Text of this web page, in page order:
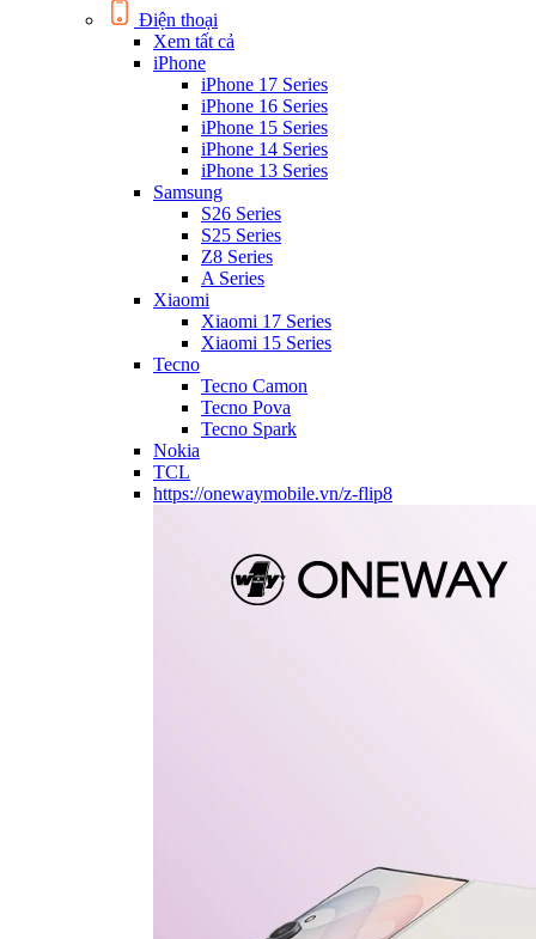
Điện thoại
Xem tất cả
iPhone
iPhone 17 Series
iPhone 16 Series
iPhone 15 Series
iPhone 14 Series
iPhone 13 Series
Samsung
S26 Series
S25 Series
Z8 Series
A Series
Xiaomi
Xiaomi 17 Series
Xiaomi 15 Series
Tecno
Tecno Camon
Tecno Pova
Tecno Spark
Nokia
TCL
https://onewaymobile.vn/z-flip8